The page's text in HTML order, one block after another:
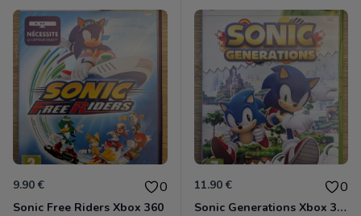
9.90 € 0
Sonic Free Riders Xbox 360
11.90 € 0
Sonic Generations Xbox 360